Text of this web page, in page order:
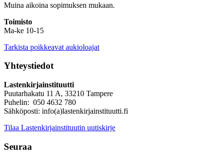
Muina aikoina sopimuksen mukaan.
Toimisto
Ma-ke 10-15
Tarkista poikkeavat aukioloajat
Yhteystiedot
Lastenkirjainstituutti
Puutarhakatu 11 A, 33210 Tampere
Puhelin: 050 4632 780
Sähköposti: info(a)lastenkirjainstituutti.fi
Tilaa Lastenkirjainstituutin uutiskirje
Seuraa